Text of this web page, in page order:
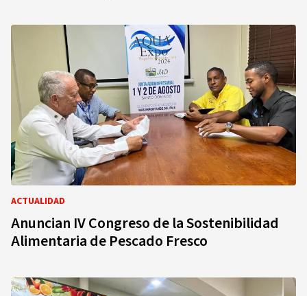
ACTUALIDAD
Anuncian IV Congreso de la Sostenibilidad
Alimentaria de Pescado Fresco